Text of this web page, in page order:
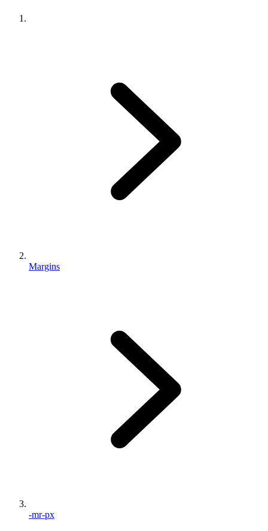
Margins
-mr-px